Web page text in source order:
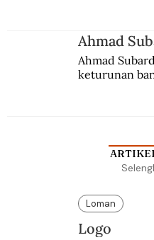
Ahmad
Ahmad
keturunan
Loman
Logo